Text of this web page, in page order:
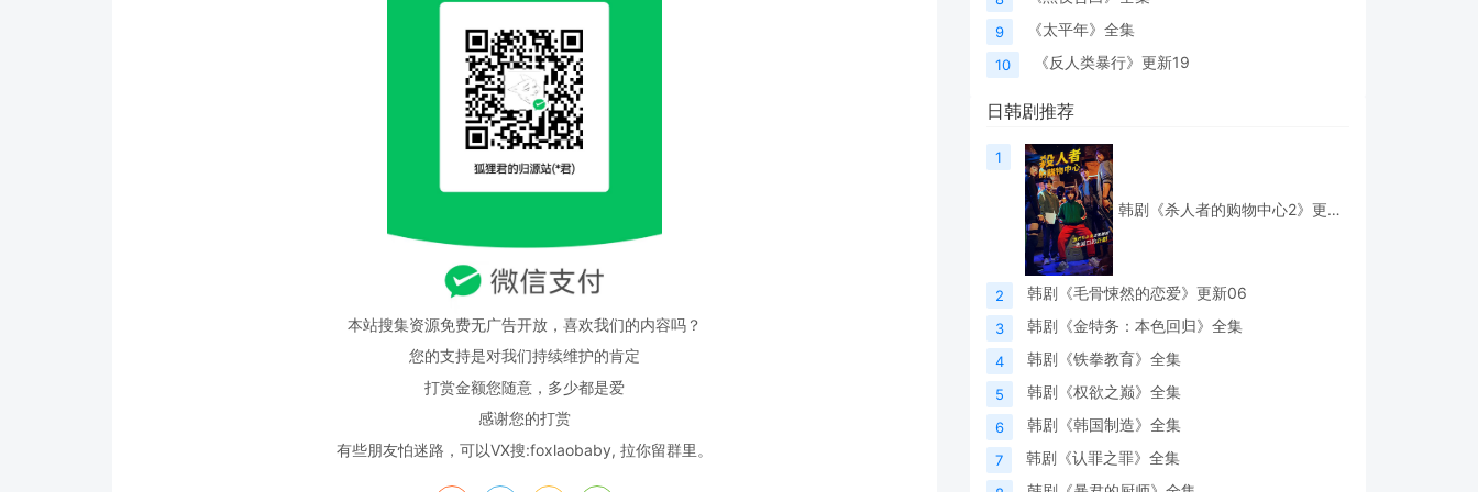
本站搜集资源免费无广告开放，喜欢我们的内容吗？
您的支持是对我们持续维护的肯定
打赏金额您随意，多少都是爱
感谢您的打赏
有些朋友怕迷路，可以VX搜:foxlaobaby, 拉你留群里。
9 《太平年》全集
10 《反人类暴行》更新19
日韩剧推荐
1
韩剧《杀人者的购物中心2》更新06
2 韩剧《毛骨悚然的恋爱》更新06
3 韩剧《金特务：本色回归》全集
4 韩剧《铁拳教育》全集
5 韩剧《权欲之巅》全集
6 韩剧《韩国制造》全集
7 韩剧《认罪之罪》全集